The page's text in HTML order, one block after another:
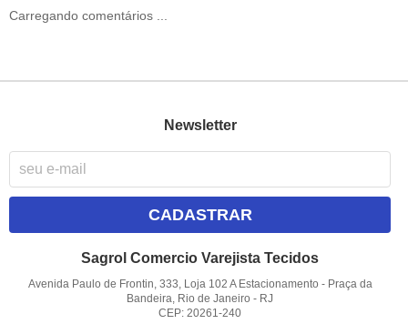
Carregando comentários ...
Newsletter
CADASTRAR
Sagrol Comercio Varejista Tecidos
Avenida Paulo de Frontin, 333, Loja 102 A Estacionamento - Praça da
Bandeira, Rio de Janeiro - RJ
CEP: 20261-240